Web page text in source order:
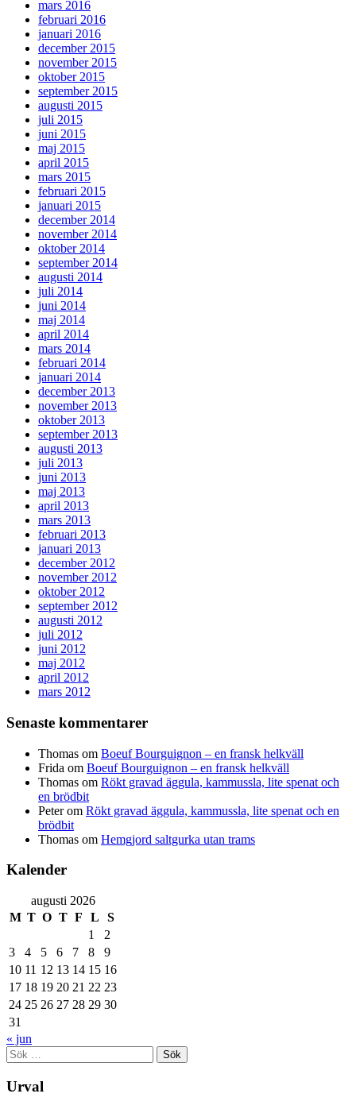
mars 2016
februari 2016
januari 2016
december 2015
november 2015
oktober 2015
september 2015
augusti 2015
juli 2015
juni 2015
maj 2015
april 2015
mars 2015
februari 2015
januari 2015
december 2014
november 2014
oktober 2014
september 2014
augusti 2014
juli 2014
juni 2014
maj 2014
april 2014
mars 2014
februari 2014
januari 2014
december 2013
november 2013
oktober 2013
september 2013
augusti 2013
juli 2013
juni 2013
maj 2013
april 2013
mars 2013
februari 2013
januari 2013
december 2012
november 2012
oktober 2012
september 2012
augusti 2012
juli 2012
juni 2012
maj 2012
april 2012
mars 2012
Senaste kommentarer
Thomas om Boeuf Bourguignon – en fransk helkväll
Frida om Boeuf Bourguignon – en fransk helkväll
Thomas om Rökt gravad äggula, kammussla, lite spenat och
en brödbit
Peterom Rökt gravad äggula, kammussla, lite spenat och en
brödbit
Thomas om Hemgjord saltgurka utan trams
Kalender
augusti 2026
M T O T F L
S
1
2
3
4 5 6 7 8
9
10 11 12 13 14 15 16
17 18 19 20 21 22 23
24 25 26 27 28 29 30
31
« jun
Sök
efter:
Urval